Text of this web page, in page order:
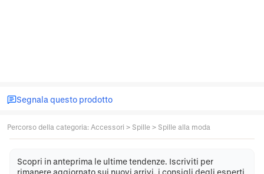
Segnala questo prodotto
Percorso della categoria: Accessori > Spille > Spille alla moda
Scopri in anteprima le ultime tendenze. Iscriviti per